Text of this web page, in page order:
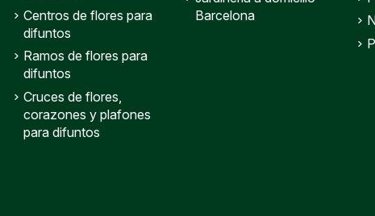
Centros de flores para
difuntos
Ramos de flores para
difuntos
Cruces de flores,
corazones y plafones
para difuntos
Barcelona